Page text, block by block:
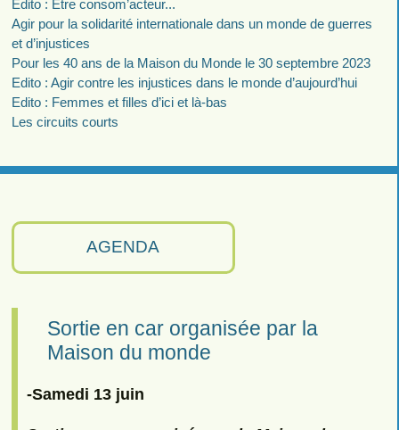
AGENDA
Sortie en car organisée par la
Maison du monde
-Samedi 13 juin
Edito : Etre consom’acteur...
Agir pour la solidarité internationale dans un monde de guerres
et d’injustices
Pour les 40 ans de la Maison du Monde le 30 septembre 2023
Edito : Agir contre les injustices dans le monde d’aujourd’hui
Edito : Femmes et filles d’ici et là-bas
Les circuits courts